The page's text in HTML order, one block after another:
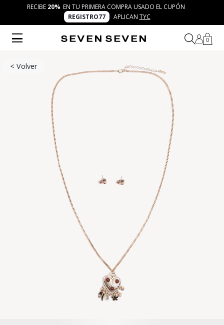
RECIBE 20% EN TU PRIMERA COMPRA USADO EL CUPÓN
REGISTRO77
APLICAN TYC
0
< Volver